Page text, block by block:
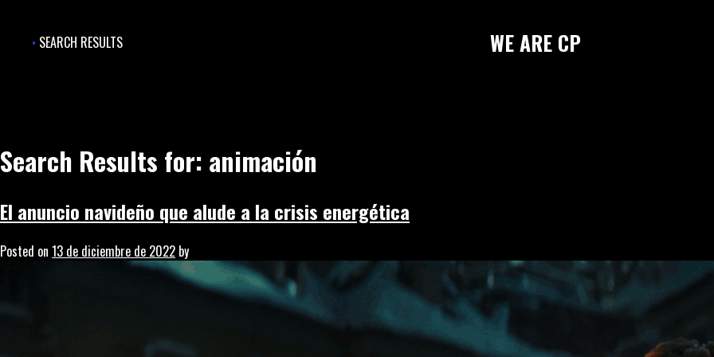
content SEARCH RESULTS WEARE CP
Search Results for: animación
El anuncio navideño que alude a la crisis energética
Posted on 13 de diciembre de 2022 by